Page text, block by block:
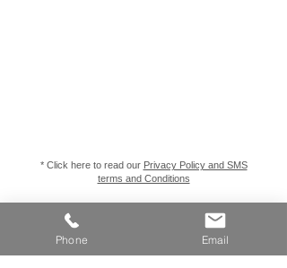
* Click here to read our Privacy Policy and SMS
terms and Conditions
Phone Email